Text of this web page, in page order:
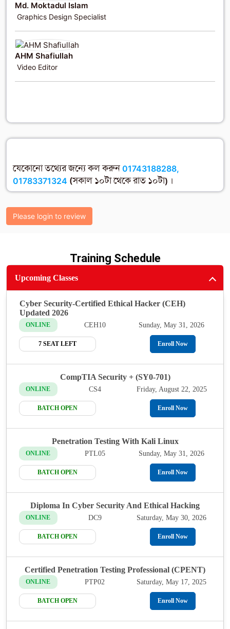
Md. Moktadul Islam
Graphics Design Specialist
AHM Shafiullah
Video Editor
যেকোনো তথ্যের জন্যে কল করুন 01743188288,
01783371324 (সকাল ১০টা থেকে রাত ১০টা) ।
Please login to review
Training Schedule
Upcoming Classes
Cyber Security-Certified Ethical Hacker (CEH)
Updated 2026
ONLINE CEH10 Sunday, May 31, 2026
7 SEAT LEFT Enroll Now
CompTIA Security + (SY0-701)
ONLINE CS4 Friday, August 22, 2025
BATCH OPEN Enroll Now
Penetration Testing With Kali Linux
ONLINE PTL05 Sunday, May 31, 2026
BATCH OPEN Enroll Now
Diploma In Cyber Security And Ethical Hacking
ONLINE DC9 Saturday, May 30, 2026
BATCH OPEN Enroll Now
Certified Penetration Testing Professional (CPENT)
ONLINE PTP02 Saturday, May 17, 2025
BATCH OPEN Enroll Now